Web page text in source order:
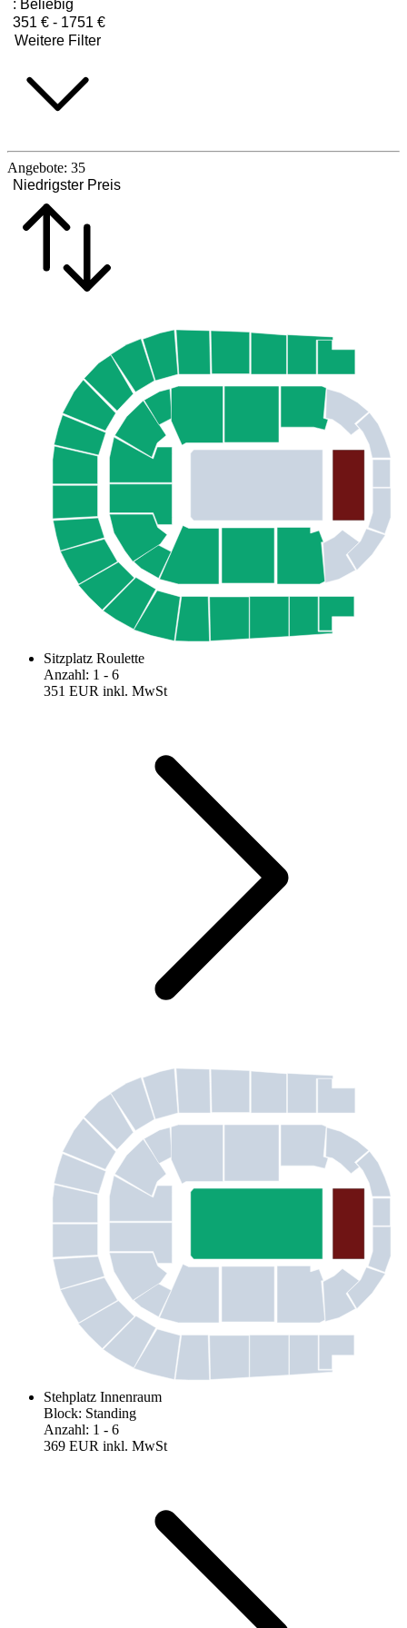
: Beliebig
351 € - 1751 €
Weitere Filter
Angebote: 35
Niedrigster Preis
Sitzplatz Roulette
Anzahl: 1 - 6
351 EUR inkl. MwSt
Stehplatz Innenraum
Block: Standing
Anzahl: 1 - 6
369 EUR inkl. MwSt